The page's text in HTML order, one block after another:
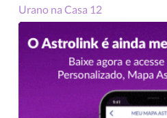
Urano na Casa 12